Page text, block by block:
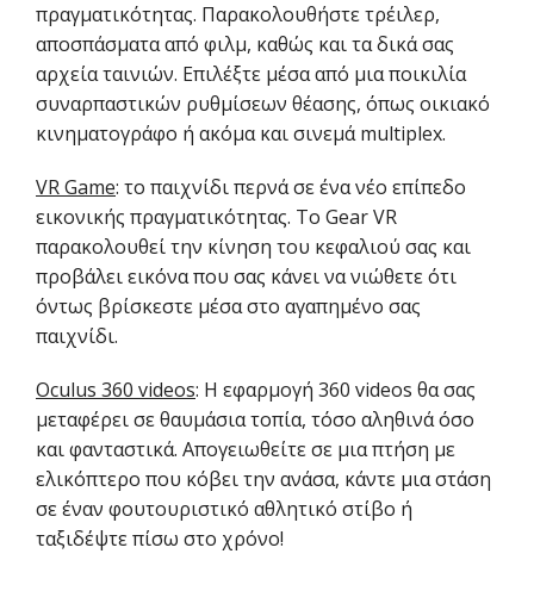
πραγματικότητας. Παρακολουθήστε τρέιλερ,
αποσπάσματα από φιλμ, καθώς και τα δικά σας
αρχεία ταινιών. Επιλέξτε μέσα από μια ποικιλία
συναρπαστικών ρυθμίσεων θέασης, όπως οικιακό
κινηματογράφο ή ακόμα και σινεμά multiplex.
VR Game: το παιχνίδι περνά σε ένα νέο επίπεδο
εικονικής πραγματικότητας. Το Gear VR
παρακολουθεί την κίνηση του κεφαλιού σας και
προβάλει εικόνα που σας κάνει να νιώθετε ότι
όντως βρίσκεστε μέσα στο αγαπημένο σας
παιχνίδι.
Oculus 360 videos: H εφαρμογή 360 videos θα σας
μεταφέρει σε θαυμάσια τοπία, τόσο αληθινά όσο
και φανταστικά. Απογειωθείτε σε μια πτήση με
ελικόπτερο που κόβει την ανάσα, κάντε μια στάση
σε έναν φουτουριστικό αθλητικό στίβο ή
ταξιδέψτε πίσω στο χρόνο!